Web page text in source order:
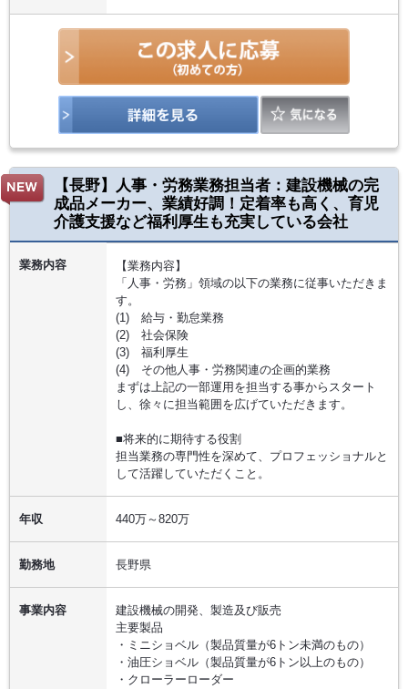
【長野】人事・労務業務担当者：建設機械の完
成品メーカー、業績好調！定着率も高く、育児
介護支援など福利厚生も充実している会社
業務内容
【業務内容】
「人事・労務」領域の以下の業務に従事いただきま
す。
(1) 給与・勤怠業務
(2) 社会保険
(3) 福利厚生
(4) その他人事・労務関連の企画的業務
まずは上記の一部運用を担当する事からスタート
し、徐々に担当範囲を広げていただきます。
■将来的に期待する役割
担当業務の専門性を深めて、プロフェッショナルと
して活躍していただくこと。
年収 440万～820万
勤務地 長野県
事業内容
建設機械の開発、製造及び販売
主要製品
・ミニショベル（製品質量が6トン未満のもの）
・油圧ショベル（製品質量が6トン以上のもの）
・クローラーローダー